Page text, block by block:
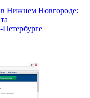
Нижнем Новгороде: